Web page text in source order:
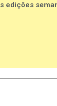
edições